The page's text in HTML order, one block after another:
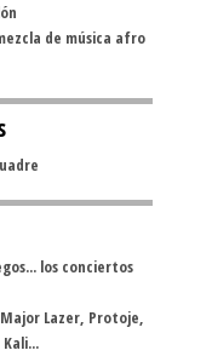
de música afro
los conciertos
Lazer, Protoje,